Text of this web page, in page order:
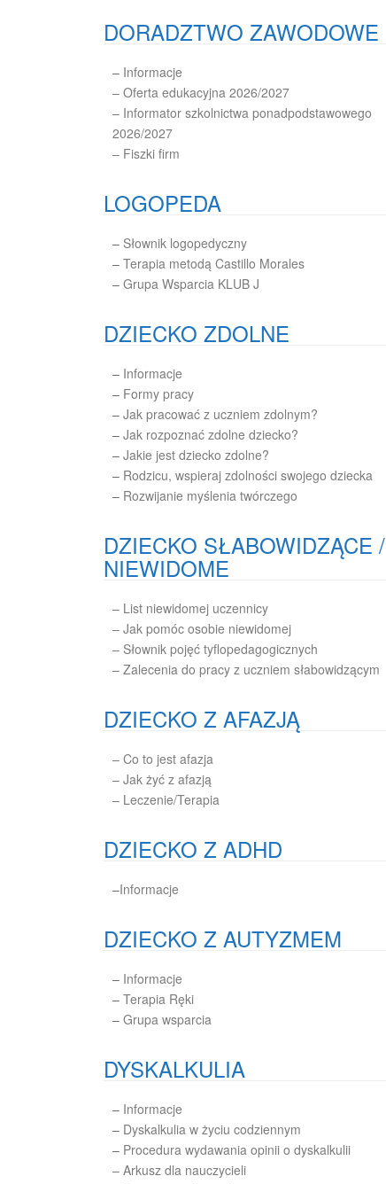
DORADZTWO ZAWODOWE
– Informacje
– Oferta edukacyjna 2026/2027
– Informator szkolnictwa ponadpodstawowego
2026/2027
– Fiszki firm
LOGOPEDA
– Słownik logopedyczny
– Terapia metodą Castillo Morales
– Grupa Wsparcia KLUB J
DZIECKO ZDOLNE
– Informacje
– Formy pracy
– Jak pracować z uczniem zdolnym?
– Jak rozpoznać zdolne dziecko?
– Jakie jest dziecko zdolne?
– Rodzicu, wspieraj zdolności swojego dziecka
– Rozwijanie myślenia twórczego
DZIECKO SŁABOWIDZĄCE /
NIEWIDOME
– List niewidomej uczennicy
– Jak pomóc osobie niewidomej
– Słownik pojęć tyflopedagogicznych
– Zalecenia do pracy z uczniem słabowidzącym
DZIECKO Z AFAZJĄ
– Co to jest afazja
– Jak żyć z afazją
– Leczenie/Terapia
DZIECKO Z ADHD
–Informacje
DZIECKO Z AUTYZMEM
– Informacje
– Terapia Ręki
– Grupa wsparcia
DYSKALKULIA
– Informacje
– Dyskalkulia w życiu codziennym
– Procedura wydawania opinii o dyskalkulii
– Arkusz dla nauczycieli